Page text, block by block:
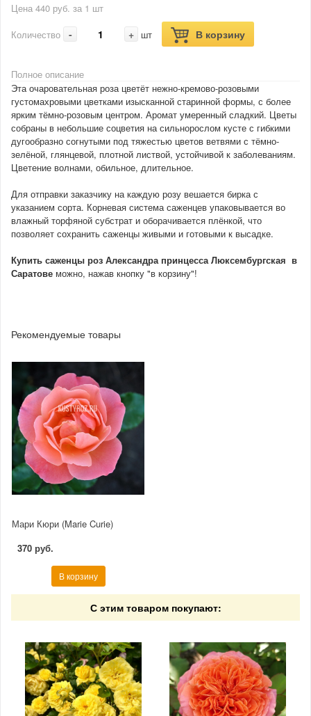
Цена 440 руб. за 1 шт
Количество
- + шт В корзину
Полное описание
Эта очаровательная роза цветёт нежно-кремово-розовыми
густомахровыми цветками изысканной старинной формы, с более
ярким тёмно-розовым центром. Аромат умеренный сладкий. Цветы
собраны в небольшие соцветия на сильнорослом кусте с гибкими
дугообразно согнутыми под тяжестью цветов ветвями с тёмно-
зелёной, глянцевой, плотной листвой, устойчивой к заболеваниям.
Цветение волнами, обильное, длительное.
Для отправки заказчику на каждую розу вешается бирка с
указанием сорта. Корневая система саженцев упаковывается во
влажный торфяной субстрат и оборачивается плёнкой, что
позволяет сохранить саженцы живыми и готовыми к высадке.
Купить саженцы роз Александра принцесса Люксембургская в
Саратове можно, нажав кнопку "в корзину"!
Рекомендуемые товары
Мари Кюри (Marie Curie)
370 руб.
В корзину
С этим товаром покупают: